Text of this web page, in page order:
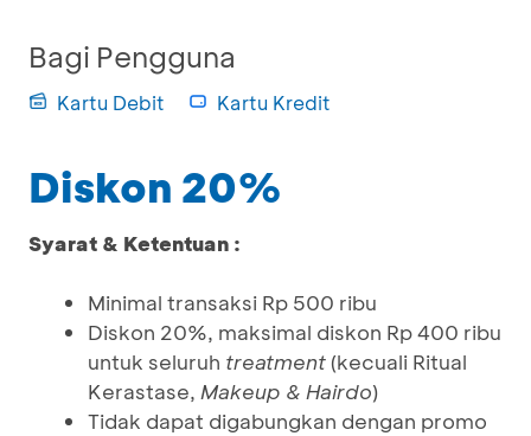
Bagi Pengguna
Kartu Debit Kartu Kredit
Diskon 20%
Syarat & Ketentuan :
Minimal transaksi Rp 500 ribu
Diskon 20%, maksimal diskon Rp 400 ribu
untuk seluruh treatment(kecuali Ritual
Kerastase, Makeup & Hairdo)
Tidak dapat digabungkan dengan promo